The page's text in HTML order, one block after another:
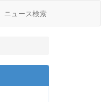
ニュース検索